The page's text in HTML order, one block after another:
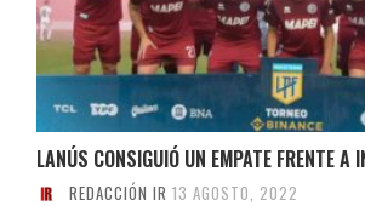
LANÚS CONSIGUIÓ UN EMPATE FRENTE A
REDACCIÓN IR 13 AGOSTO, 2022